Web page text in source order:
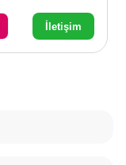
İletişim